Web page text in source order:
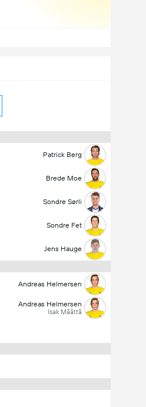
Patrick Berg
Brede Moe
Sondre Sørli
Sondre Fet
Jens Hauge
Andreas Helmersen
Andreas Helmersen
Isak Määttä